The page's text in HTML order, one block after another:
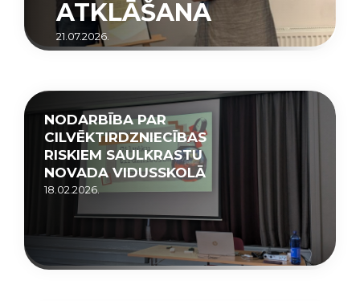
ATKLĀŠANA
21.07.2026.
NODARBĪBA PAR
CILVĒKTIRDZNIECĪBAS
RISKIEM SAULKRASTU
NOVADA VIDUSSKOLĀ
18.02.2026.